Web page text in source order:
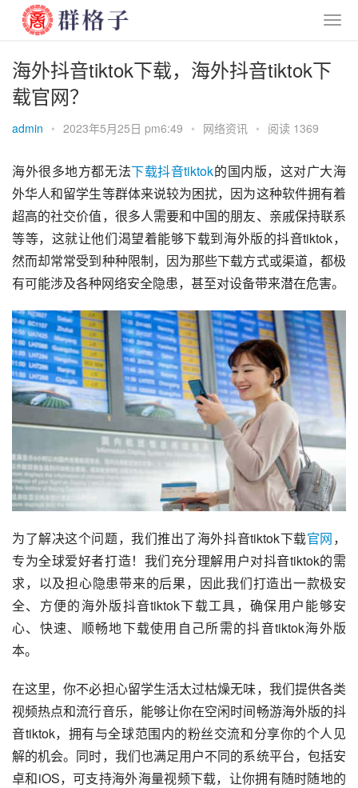
海外抖音tiktok下载，海外抖音tiktok下
载官网？
admin • 2023年5月25日 pm6:49 • 网络资讯 • 阅读 1369
海外很多地方都无法下载抖音tiktok的国内版，这对广大海
外华人和留学生等群体来说较为困扰，因为这种软件拥有着
超高的社交价值，很多人需要和中国的朋友、亲戚保持联系
等等，这就让他们渴望着能够下载到海外版的抖音tiktok，
然而却常常受到种种限制，因为那些下载方式或渠道，都极
有可能涉及各种网络安全隐患，甚至对设备带来潜在危害。
为了解决这个问题，我们推出了海外抖音tiktok下载官网，
专为全球爱好者打造！我们充分理解用户对抖音tiktok的需
求，以及担心隐患带来的后果，因此我们打造出一款极安
全、方便的海外版抖音tiktok下载工具，确保用户能够安
心、快速、顺畅地下载使用自己所需的抖音tiktok海外版
本。
在这里，你不必担心留学生活太过枯燥无味，我们提供各类
视频热点和流行音乐，能够让你在空闲时间畅游海外版的抖
音tiktok，拥有与全球范围内的粉丝交流和分享你的个人见
解的机会。同时，我们也满足用户不同的系统平台，包括安
卓和iOS，可支持海外海量视频下载，让你拥有随时随地的